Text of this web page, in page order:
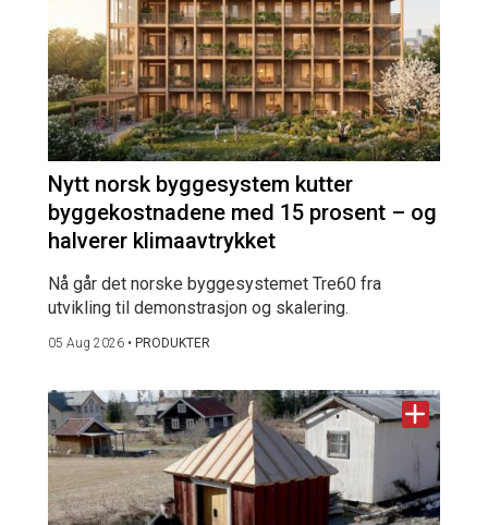
Nytt norsk byggesystem kutter
byggekostnadene med 15 prosent – og
halverer klimaavtrykket
Nå går det norske byggesystemet Tre60 fra
utvikling til demonstrasjon og skalering.
05 Aug 2026 • PRODUKTER